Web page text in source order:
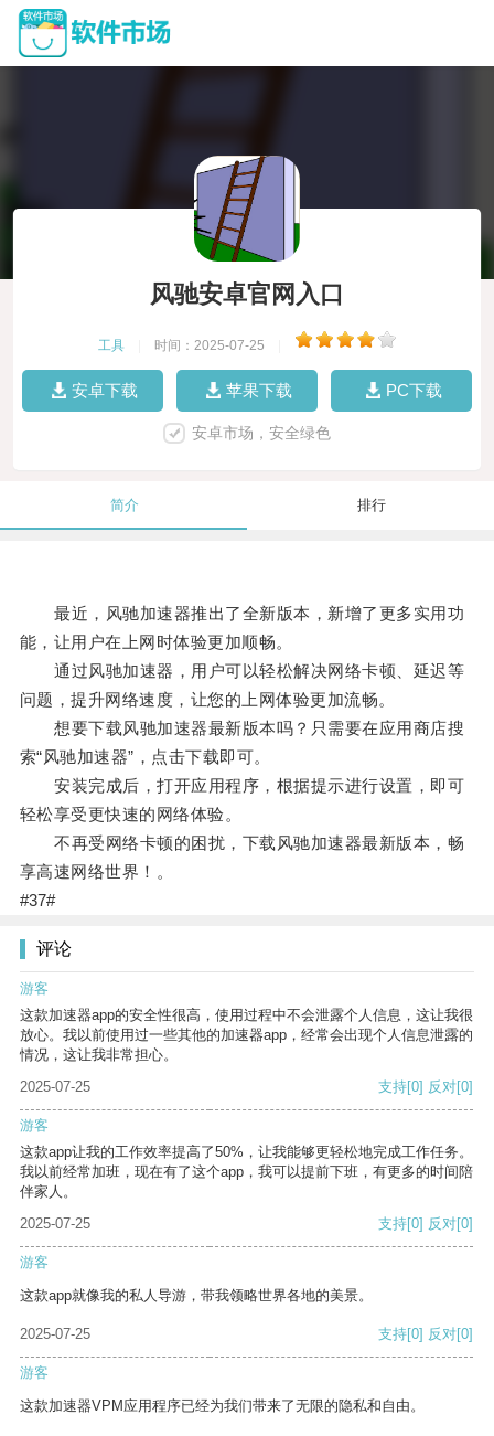
风驰安卓官网入口
工具 时间：2025-07-25
安卓下载 苹果下载 PC下载
安卓市场，安全绿色
简介 排行
最近，风驰加速器推出了全新版本，新增了更多实用功
能，让用户在上网时体验更加顺畅。
通过风驰加速器，用户可以轻松解决网络卡顿、延迟等
问题，提升网络速度，让您的上网体验更加流畅。
想要下载风驰加速器最新版本吗？只需要在应用商店搜
索“风驰加速器”，点击下载即可。
安装完成后，打开应用程序，根据提示进行设置，即可
轻松享受更快速的网络体验。
不再受网络卡顿的困扰，下载风驰加速器最新版本，畅
享高速网络世界！。
#37#
评论
游客
这款加速器app的安全性很高，使用过程中不会泄露个人信息，这让我很
放心。我以前使用过一些其他的加速器app，经常会出现个人信息泄露的
情况，这让我非常担心。
2025-07-25
支持[0] 反对[0]
游客
这款app让我的工作效率提高了50%，让我能够更轻松地完成工作任务。
我以前经常加班，现在有了这个app，我可以提前下班，有更多的时间陪
伴家人。
2025-07-25
支持[0] 反对[0]
游客
这款app就像我的私人导游，带我领略世界各地的美景。
2025-07-25 支持[0] 反对[0]
游客
这款加速器VPM应用程序已经为我们带来了无限的隐私和自由。